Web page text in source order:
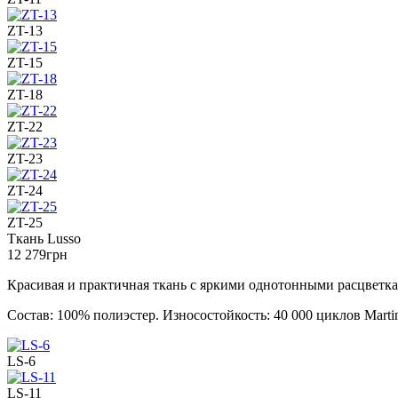
ZT-13
ZT-15
ZT-18
ZT-22
ZT-23
ZT-24
ZT-25
Ткань Lusso
12 279грн
Красивая и практичная ткань с яркими однотонными
Состав: 100% полиэстер. Износостойкость: 40 000 циклов
LS-6
LS-11